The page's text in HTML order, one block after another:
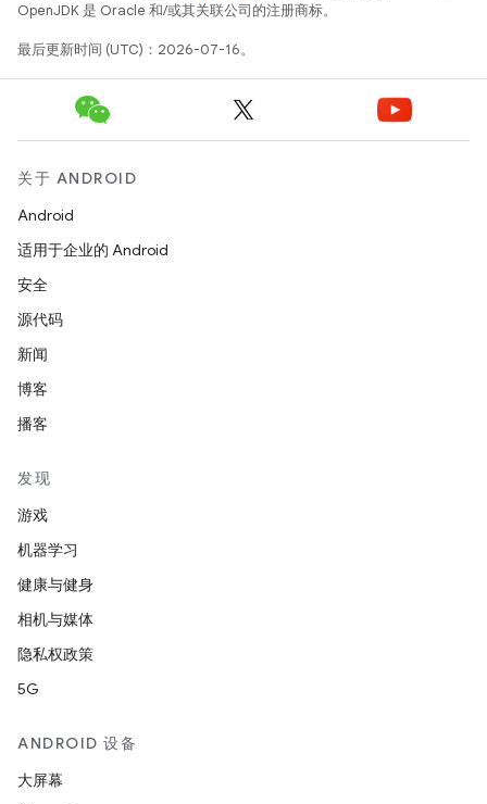
OpenJDK 是 Oracle 和/或其关联公司的注册商标。
最后更新时间 (UTC)：2026-07-16。
关于 ANDROID
Android
适用于企业的 Android
安全
源代码
新闻
博客
播客
发现
游戏
机器学习
健康与健身
相机与媒体
隐私权政策
5G
ANDROID 设备
大屏幕